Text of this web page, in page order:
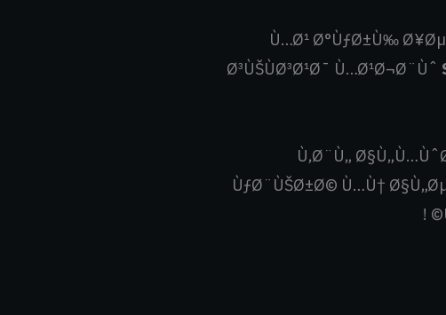
Ù…Ø¹ Ø°ÙƒØ±Ù‰
Ø³ÙŠÙØ³Ø¹Ø¯ Ù…Ø¹Ø¬Ø¨Ùˆ
Ù‚Ø¨Ù„
ÙƒØ¨ÙŠØ±Ø© Ù…Ù†